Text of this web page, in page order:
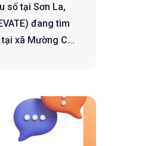
số tại Sơn La,
đang tìm
xã Mường C...